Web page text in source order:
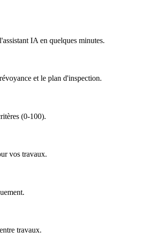
IA en quelques minutes.
et le plan d'inspection.
(0-100).
vos travaux.
travaux.